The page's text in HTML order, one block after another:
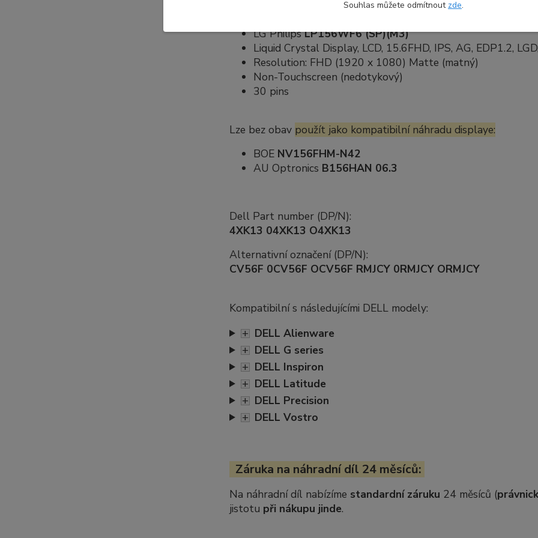
Specifikace náhradního dílu:
LG PhilipsLP156WF6 (SP)(M3)
Liquid Crystal Display, LCD, 15.6FHD, IPS, AG, EDP1.2,
Resolution: FHD (1920 x 1080) Matte (matný)
Non-Touchscreen (nedotykový)
30 pins
Lze bez obav použít jako kompatibilní náhradu displaye:
BOE NV156FHM-N42
AU Optronics B156HAN 06.3
Dell Part number (DP/N):
4XK13 04XK13 O4XK13
Alternativní označení (DP/N):
CV56F 0CV56F OCV56F RMJCY 0RMJCY ORMJCY
Kompatibilní s následujícími DELL modely:
+ DELL Alienware
+ DELL G series
+ DELL Inspiron
+ DELL Latitude
+ DELL Precision
+ DELL Vostro
Záruka na náhradní díl 24 měsíců:
Na náhradní díl nabízíme standardní záruku 24 měsíců (
jistotu při nákupu jinde.
Souhlas můžete odmítnout zde.